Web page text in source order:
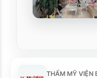
THẨM MỸ VIỆN